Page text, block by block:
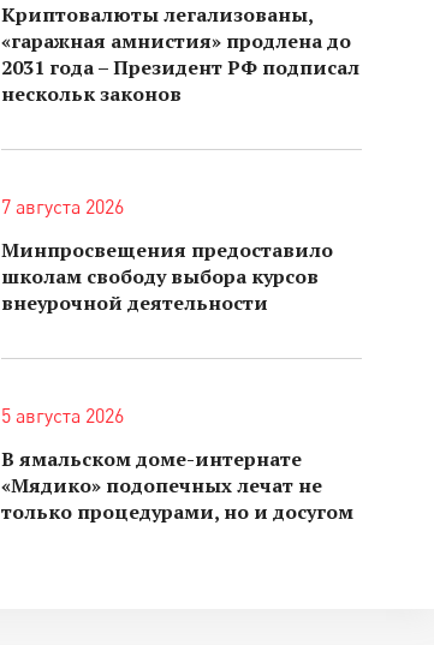
Криптовалюты легализованы,
«гаражная амнистия» продлена до
2031 года – Президент РФ подписал
нескольк законов
7 августа 2026
Минпросвещения предоставило
школам свободу выбора курсов
внеурочной деятельности
5 августа 2026
В ямальском доме-интернате
«Мядико» подопечных лечат не
только процедурами, но и досугом